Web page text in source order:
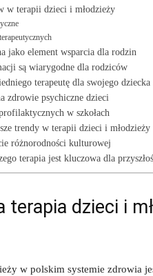
w terapii dzieci i młodzieży
jako element wsparcia dla rodzin
są wiarygodne dla rodziców
terapeutę dla swojego dziecka
zdrowie psychiczne dzieci
w szkołach
trendy w terapii dzieci i młodzieży
różnorodności kulturowej
terapia jest kluczowa dla
terapia dzieci i
w polskim systemie zdrowia